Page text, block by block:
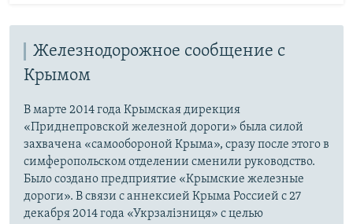
Железнодорожное сообщение с
Крымом
В марте 2014 года Крымская дирекция
«Приднепровской железной дороги» была силой
захвачена «самообороной Крыма», сразу после этого в
симферопольском отделении сменили руководство.
Было создано предприятие «Крымские железные
дороги». В связи с аннексией Крыма Россией с 27
декабря 2014 года «Укрзалізниця» с целью